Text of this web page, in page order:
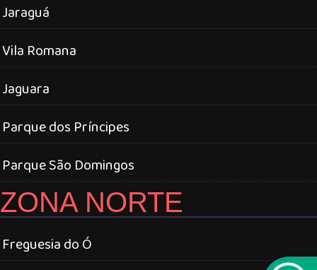
Jaraguá
Vila Romana
Jaguara
Parque dos Príncipes
Parque São Domingos
ZONA NORTE
Freguesia do Ó